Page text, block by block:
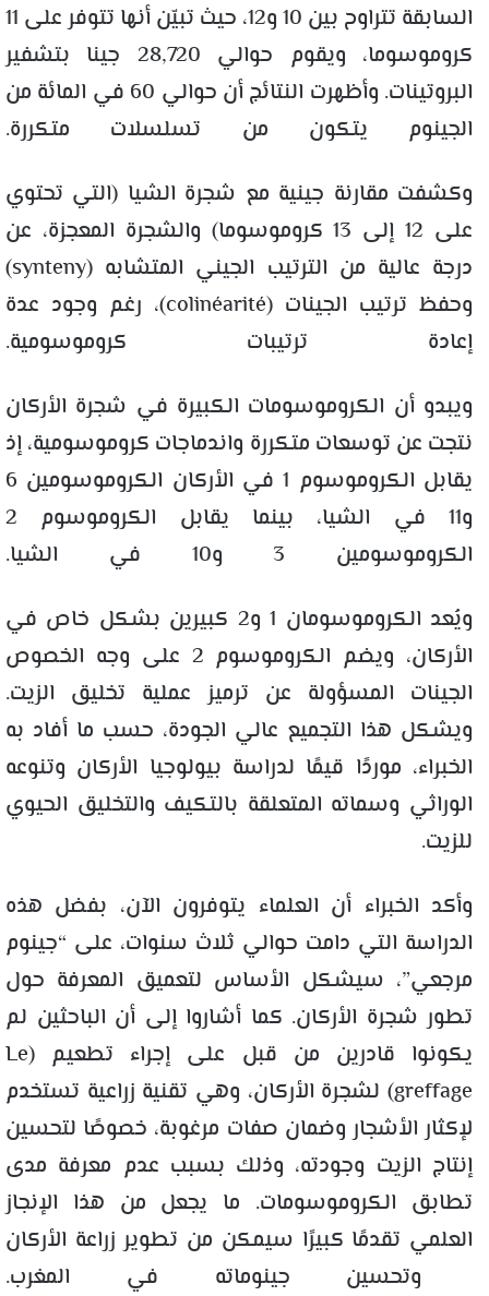
السابقة تتراوح بين 10 و12، حيث تبيّن أنها تتوفر على 11
كروموسوما، ويقوم حوالي 28,720 جينا بتشفير
البروتينات. وأظهرت النتائج أن حوالي 60 في المائة من
الجينوم يتكون من تسلسلات متكررة.
وكشفت مقارنة جينية مع شجرة الشيا (التي تحتوي
على 12 إلى 13 كروموسوما) والشجرة المعجزة، عن
درجة عالية من الترتيب الجيني المتشابه (synteny)
وحفظ ترتيب الجينات (colinéarité)، رغم وجود عدة
إعادة ترتيبات كروموسومية.
ويبدو أن الكروموسومات الكبيرة في شجرة الأركان
نتجت عن توسعات متكررة واندماجات كروموسومية، إذ
يقابل الكروموسوم 1 في الأركان الكروموسومين 6
و11 في الشيا، بينما يقابل الكروموسوم 2
الكروموسومين 3 و10 في الشيا.
ويُعد الكروموسومان 1 و2 كبيرين بشكل خاص في
الأركان، ويضم الكروموسوم 2 على وجه الخصوص
الجينات المسؤولة عن ترميز عملية تخليق الزيت.
ويشكل هذا التجميع عالي الجودة، حسب ما أفاد به
الخبراء، موردًا قيمًا لدراسة بيولوجيا الأركان وتنوعه
الوراثي وسماته المتعلقة بالتكيف والتخليق الحيوي
للزيت.
وأكد الخبراء أن العلماء يتوفرون الآن، بفضل هذه
الدراسة التي دامت حوالي ثلاث سنوات، على “جينوم
مرجعي”، سيشكل الأساس لتعميق المعرفة حول
تطور شجرة الأركان. كما أشاروا إلى أن الباحثين لم
يكونوا قادرين من قبل على إجراء تطعيم (Le
greffage) لشجرة الأركان، وهي تقنية زراعية تستخدم
لإكثار الأشجار وضمان صفات مرغوبة، خصوصًا لتحسين
إنتاج الزيت وجودته، وذلك بسبب عدم معرفة مدى
تطابق الكروموسومات. ما يجعل من هذا الإنجاز
العلمي تقدمًا كبيرًا سيمكن من تطوير زراعة الأركان
وتحسين جينوماته في المغرب.